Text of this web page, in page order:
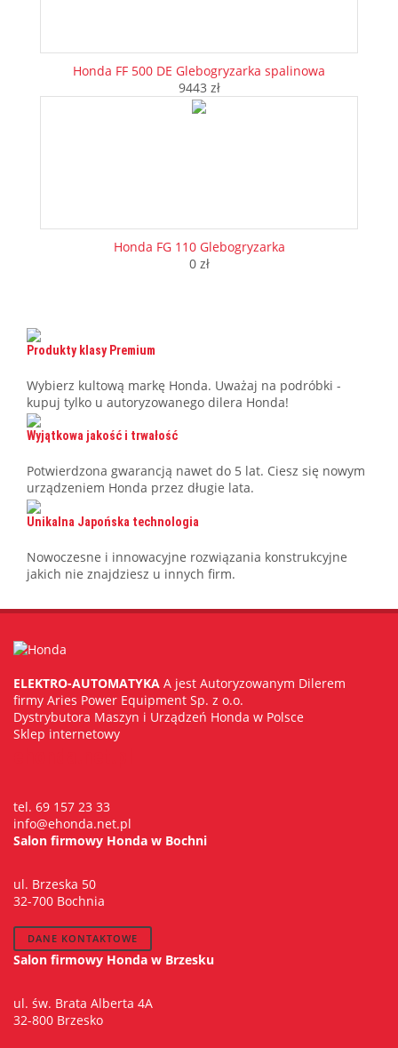
Honda FF 500 DE Glebogryzarka spalinowa
9443 zł
Honda FG 110 Glebogryzarka
0 zł
Produkty klasy Premium
Wybierz kultową markę Honda. Uważaj na podróbki -
kupuj tylko u autoryzowanego dilera Honda!
Wyjątkowa jakość i trwałość
Potwierdzona gwarancją nawet do 5 lat. Ciesz się nowym
urządzeniem Honda przez długie lata.
Unikalna Japońska technologia
Nowoczesne i innowacyjne rozwiązania konstrukcyjne
jakich nie znajdziesz u innych firm.
ELEKTRO-AUTOMATYKA A jest Autoryzowanym Dilerem
firmy Aries Power Equipment Sp. z o.o.
Dystrybutora Maszyn i Urządzeń Honda w Polsce
Sklep internetowy
tel. 69 157 23 33
info@ehonda.net.pl
Salon firmowy Honda w Bochni
ul. Brzeska 50
32-700 Bochnia
DANE KONTAKTOWE
Salon firmowy Honda w Brzesku
ul. św. Brata Alberta 4A
32-800 Brzesko